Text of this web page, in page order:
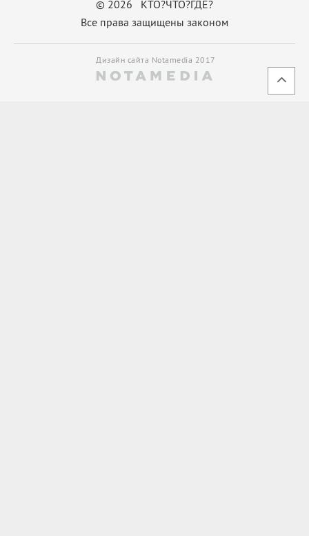
© 2026 КТО?ЧТО?ГДЕ?
Все права защищены законом
Дизайн сайта Notamedia 2017